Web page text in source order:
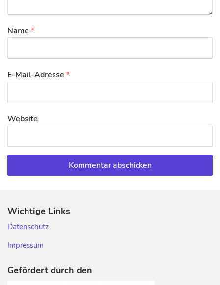
Name *
E-Mail-Adresse *
Website
Wichtige Links
Datenschutz
Impressum
Gefördert durch den